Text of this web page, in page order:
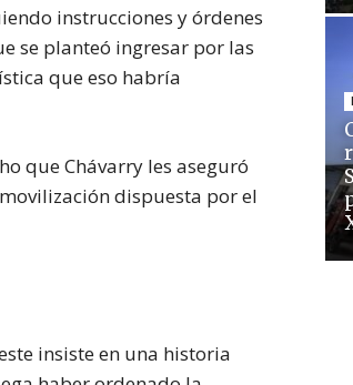
instrucciones y órdenes
se planteó ingresar por las
que eso habría
que Chávarry les aseguró
dispuesta por el
insiste en una historia